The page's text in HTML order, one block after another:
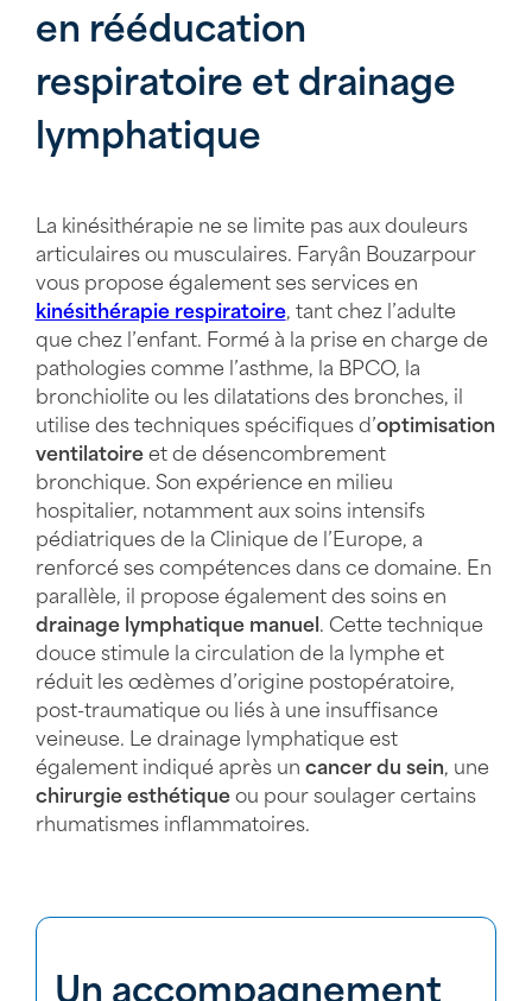
en rééducation
respiratoire et drainage
lymphatique
La kinésithérapie ne se limite pas aux douleurs
articulaires ou musculaires. Faryân Bouzarpour
vous propose également ses services en
kinésithérapie respiratoire, tant chez l’adulte
que chez l’enfant. Formé à la prise en charge de
pathologies comme l’asthme, la BPCO, la
bronchiolite ou les dilatations des bronches, il
utilise des techniques spécifiques d’optimisation
ventilatoireet de désencombrement
bronchique. Son expérience en milieu
hospitalier, notamment aux soins intensifs
pédiatriques de la Clinique de l’Europe, a
renforcé ses compétences dans ce domaine. En
parallèle, il propose également des soins en
drainage lymphatique manuel. Cette technique
douce stimule la circulation de la lymphe et
réduit les œdèmes d’origine postopératoire,
post-traumatique ou liés à une insuffisance
veineuse. Le drainage lymphatique est
également indiqué après un cancer du sein, une
chirurgie esthétiqueou pour soulager certains
rhumatismes inflammatoires.